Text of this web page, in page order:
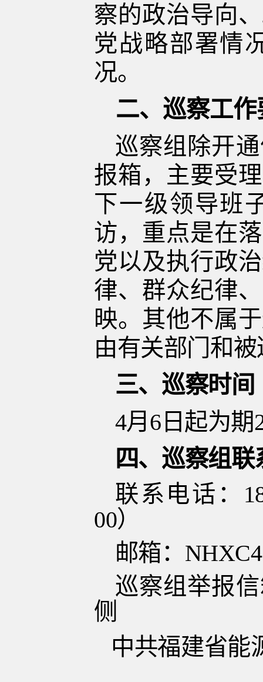
察的政治导向
党战略部署情
况。
二、巡察工
巡察组除开
报箱，主要受
下一级领导班
访，重点是在
党以及执行政
律、群众纪律
映。其他不属
由有关部门和
三、 巡察时间
4月 6 日起为期
四、巡察组联
联系电话：
00）
邮箱：
巡察组举报
侧
中共福建省能